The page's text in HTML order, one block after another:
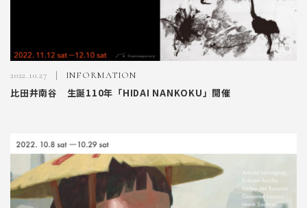
2022.10.27 INFORMATION
比田井南谷 生誕110年「HIDAI NANKOKU」開催